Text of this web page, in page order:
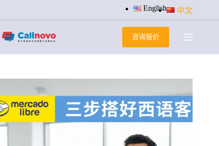
过
容
English 中文
咨询报价